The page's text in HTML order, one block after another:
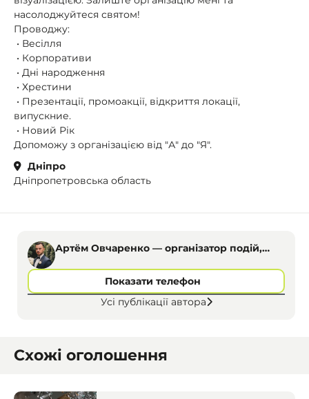
насолоджуйтеся святом!
Проводжу:
• Весілля
• Корпоративи
• Дні народження
• Хрестини
• Презентації, промоакції, відкриття локації,
випускние.
• Новий Рік
Допоможу з організацією від "А" до "Я".
Дніпро
Дніпропетровська область
Артём Овчаренко — організатор подій,
Показати телефон
Усі публікації автора
Схожі оголошення